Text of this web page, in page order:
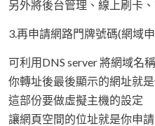
另外將後台管理、線上刷卡
3.再申請網路門牌號碼(網域
可利用DNS server 將網域名
你轉址後最後顯示的網址就
這部份要做虛擬主機的設定
讓網頁空間的位址就是你申